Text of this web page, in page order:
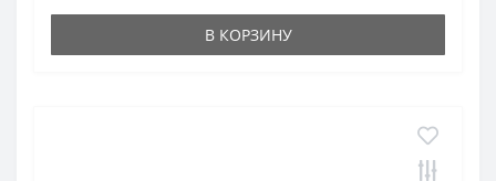
В КОРЗИНУ